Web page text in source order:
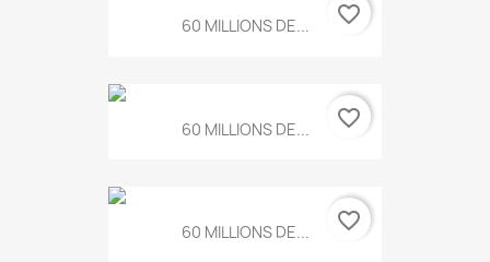
60 MILLIONS DE... favorite_border
60 MILLIONS DE... favorite_border
60 MILLIONS DE... favorite_border